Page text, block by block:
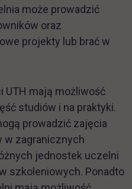
może prowadzić
oraz
projekty lub brać w
UTH mają możliwość
studiów i na praktyki.
prowadzić zajęcia
w zagranicznych
jednostek uczelni
szkoleniowych. Ponadto